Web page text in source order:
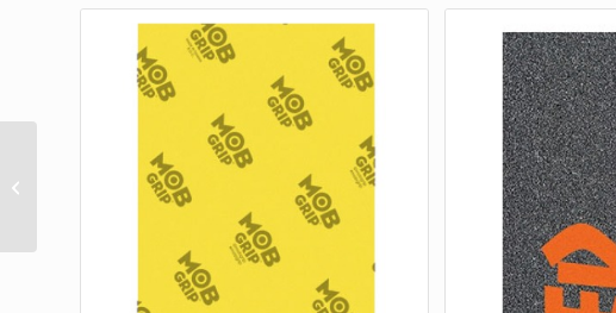
BRONSON RACER 9X33